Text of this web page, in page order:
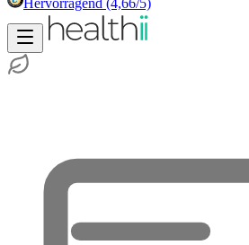
Hervorragend (4,66/5)